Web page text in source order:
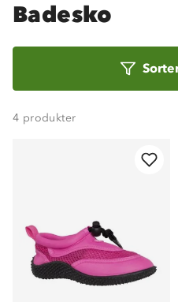
Badesko
4 produkter